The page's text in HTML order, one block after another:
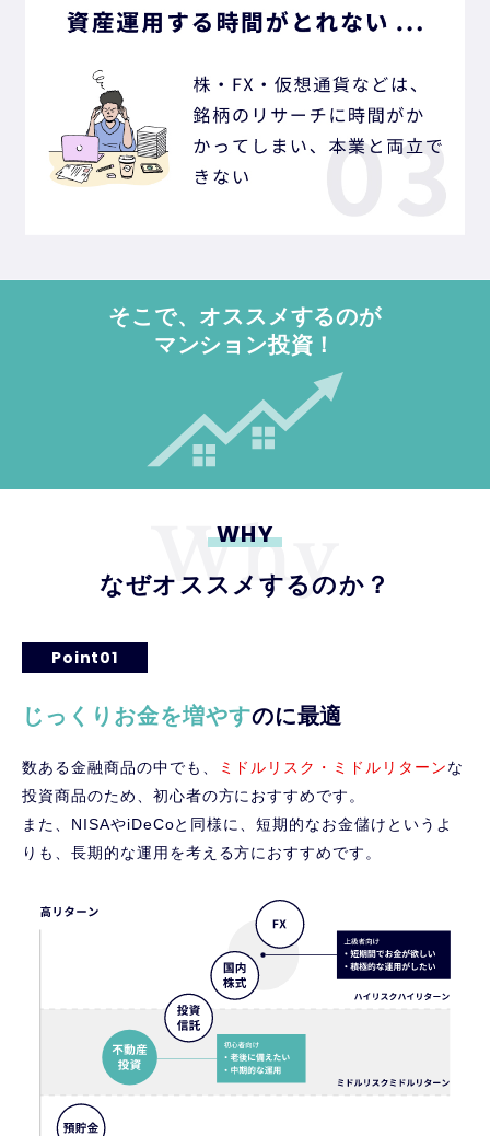
そこで、オススメするのが
マンション投資！
WHY
なぜオススメするのか？
Point01
じっくりお金を増やすのに最適
数ある金融商品の中でも、 ミドルリスク・ミドルリターンな
投資商品のため、初心者の方におすすめです。
また、NISAやiDeCoと同様に、短期的なお金儲けというよ
りも、長期的な運用を考える方におすすめです。